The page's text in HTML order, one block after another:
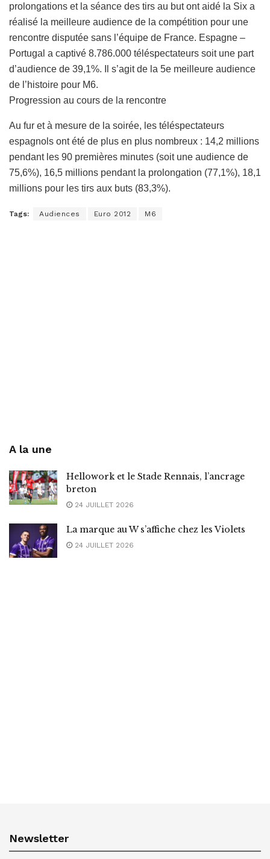
prolongations et la séance des tirs au but ont aidé la Six a
réalisé la meilleure audience de la compétition pour une
rencontre disputée sans l’équipe de France. Espagne –
Portugal a captivé 8.786.000 téléspectateurs soit une part
d’audience de 39,1%. Il s’agit de la 5e meilleure audience
de l’histoire pour M6.
Progression au cours de la rencontre
Au fur et à mesure de la soirée, les téléspectateurs
espagnols ont été de plus en plus nombreux : 14,2 millions
pendant les 90 premières minutes (soit une audience de
75,6%), 16,5 millions pendant la prolongation (77,1%), 18,1
millions pour les tirs aux buts (83,3%).
Tags: Audiences Euro 2012 M6
A la une
Hellowork et le Stade Rennais, l’ancrage
breton
24 JUILLET 2026
La marque au W s’affiche chez les Violets
24 JUILLET 2026
Newsletter